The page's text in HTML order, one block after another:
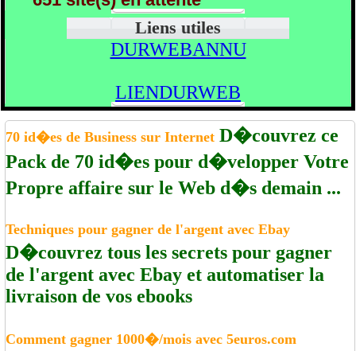
Liens utiles
DURWEBANNU
LIENDURWEB
70 id�es de Business sur Internet D�couvrez ce
Pack de 70 id�es pour d�velopper Votre
Propre affaire sur le Web d�s demain ...
Techniques pour gagner de l'argent avec Ebay
D�couvrez tous les secrets pour gagner
de l'argent avec Ebay et automatiser la
livraison de vos ebooks
Comment gagner 1000�/mois avec 5euros.com